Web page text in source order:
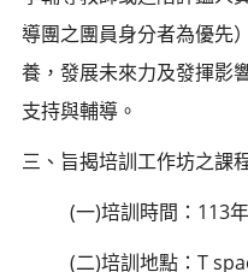
導團之團員身分者為優先
養，發展未來力及發揮影
支持與輔導。
三、旨揭培訓工作坊之課
(一)培訓時間：113
(二)培訓地點：T